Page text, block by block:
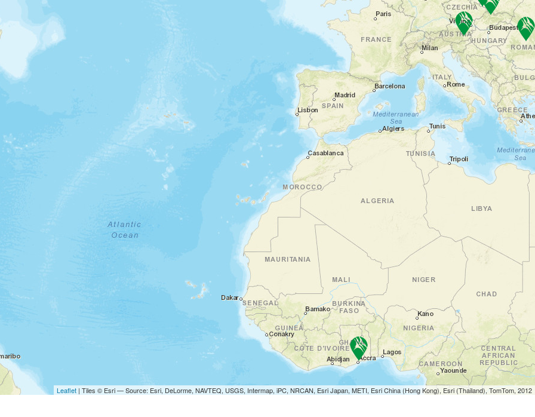
Leaflet | Tiles © Esri — Source: Esri, DeLorme, NAVTEQ, USGS, Intermap, iPC, NRCAN, Esri Japan, METI, Esri China (Hong Kong), Esri (Thailand), TomTom, 2012